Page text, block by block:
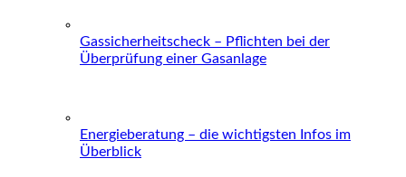
Gassicherheitscheck – Pflichten bei der
Überprüfung einer Gasanlage
Energieberatung – die wichtigsten Infos im
Überblick